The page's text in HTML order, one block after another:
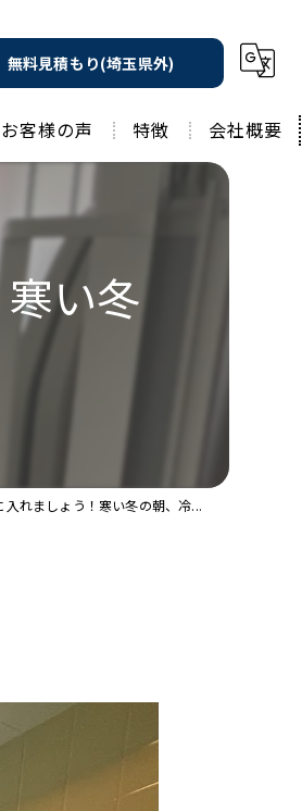
無料見積もり(埼玉県外)
お客様の声 特徴
水回り
会社概要
い冬
れましょう！寒い冬の朝、冷...